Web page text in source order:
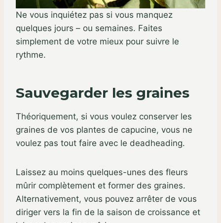
Ne vous inquiétez pas si vous manquez
quelques jours – ou semaines. Faites
simplement de votre mieux pour suivre le
rythme.
Sauvegarder les graines
Théoriquement, si vous voulez conserver les
graines de vos plantes de capucine, vous ne
voulez pas tout faire avec le deadheading.
Laissez au moins quelques-unes des fleurs
mûrir complètement et former des graines.
Alternativement, vous pouvez arrêter de vous
diriger vers la fin de la saison de croissance et